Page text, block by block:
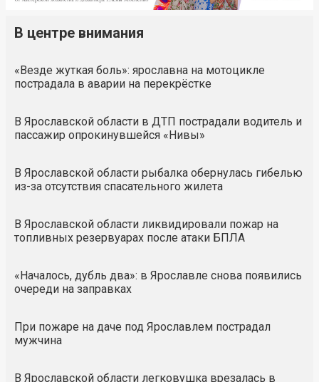
В центре внимания
«Везде жуткая боль»: ярославна на мотоцикле
пострадала в аварии на перекрёстке
В Ярославской области в ДТП пострадали водитель и
пассажир опрокинувшейся «Нивы»
В Ярославской области рыбалка обернулась гибелью
из-за отсутствия спасательного жилета
В Ярославской области ликвидировали пожар на
топливных резервуарах после атаки БПЛА
«Началось, дубль два»: в Ярославле снова появились
очереди на заправках
При пожаре на даче под Ярославлем пострадал
мужчина
В Ярославской области легковушка врезалась в